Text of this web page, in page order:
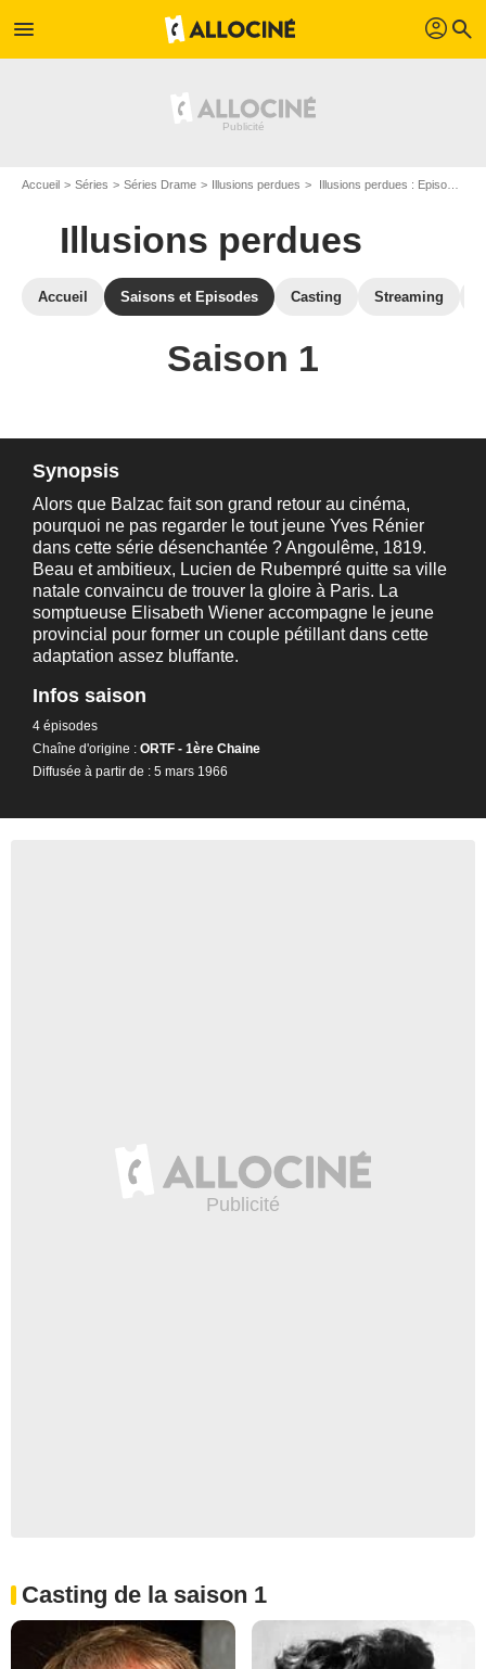
menu profil search
Accueil Séries Séries Drame Illusions perdues Illusions perdues : Episodes de la saison 1
Illusions perdues
Accueil Saisons et Episodes Casting Streaming
Saison 1
Synopsis
Alors que Balzac fait son grand retour au cinéma,
pourquoi ne pas regarder le tout jeune Yves Rénier
dans cette série désenchantée ? Angoulême, 1819.
Beau et ambitieux, Lucien de Rubempré quitte sa ville
natale convaincu de trouver la gloire à Paris. La
somptueuse Elisabeth Wiener accompagne le jeune
provincial pour former un couple pétillant dans cette
adaptation assez bluffante.
Infos saison
4 épisodes
Chaîne d'origine : ORTF - 1ère Chaine
Diffusée à partir de : 5 mars 1966
Casting de la saison 1